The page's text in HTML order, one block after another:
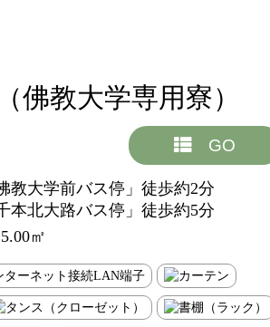
佛教大学専用寮）
GO
教大学前バス停」徒歩約2分
本北大路バス停」徒歩約5分
㎡